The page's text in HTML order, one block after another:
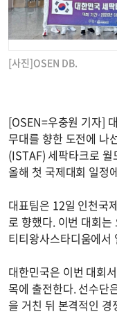
[사진]OSEN DB.
[OSEN=우충원 기자]
무대를 향한 도전에 나
(ISTAF) 세팍타크로
올해 첫 국제대회 일정
대표팀은 12일 인천국
로 향했다. 이번 대회
티티왕사스타디움에서
대한민국은 이번 대회
목에 출전한다. 선수단
을 거친 뒤 본격적인